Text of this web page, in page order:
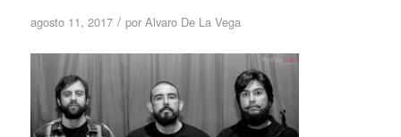
agosto 11, 2017 / por Alvaro De La Vega